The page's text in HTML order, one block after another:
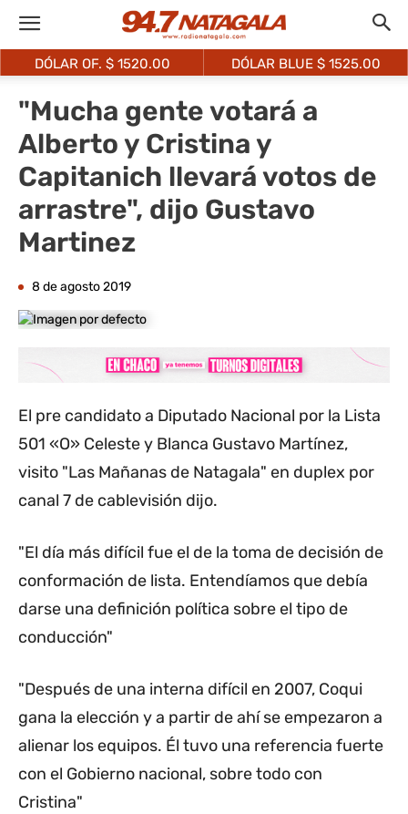
DÓLAR OF. $ 1520.00 DÓLAR BLUE $ 1525.00
"Mucha gente votará a
Alberto y Cristina y
Capitanich llevará votos de
arrastre", dijo Gustavo
Martinez
8 de agosto 2019
El pre candidato a Diputado Nacional por la Lista
501 «O» Celeste y Blanca Gustavo Martínez,
visito "Las Mañanas de Natagala" en duplex por
canal 7 de cablevisión dijo.
"El día más difícil fue el de la toma de decisión de
conformación de lista. Entendíamos que debía
darse una definición política sobre el tipo de
conducción"
"Después de una interna difícil en 2007, Coqui
gana la elección y a partir de ahí se empezaron a
alienar los equipos. Él tuvo una referencia fuerte
con el Gobierno nacional, sobre todo con
Cristina"